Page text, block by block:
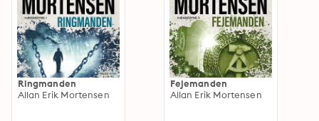
Ringmanden
Allan Erik Mortensen
Fejemanden
Allan Erik Mortensen